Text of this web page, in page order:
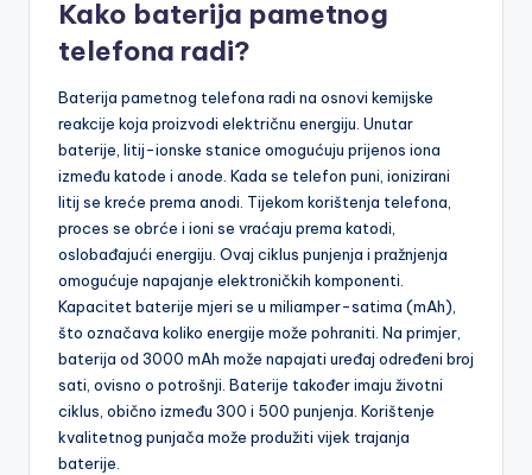
Kako baterija pametnog
telefona radi?
Baterija pametnog telefona radi na osnovi kemijske
reakcije koja proizvodi električnu energiju. Unutar
baterije, litij-ionske stanice omogućuju prijenos iona
između katode i anode. Kada se telefon puni, ionizirani
litij se kreće prema anodi. Tijekom korištenja telefona,
proces se obrće i ioni se vraćaju prema katodi,
oslobađajući energiju. Ovaj ciklus punjenja i pražnjenja
omogućuje napajanje elektroničkih komponenti.
Kapacitet baterije mjeri se u miliamper-satima (mAh),
što označava koliko energije može pohraniti. Na primjer,
baterija od 3000 mAh može napajati uređaj određeni broj
sati, ovisno o potrošnji. Baterije također imaju životni
ciklus, obično između 300 i 500 punjenja. Korištenje
kvalitetnog punjača može produžiti vijek trajanja
baterije.